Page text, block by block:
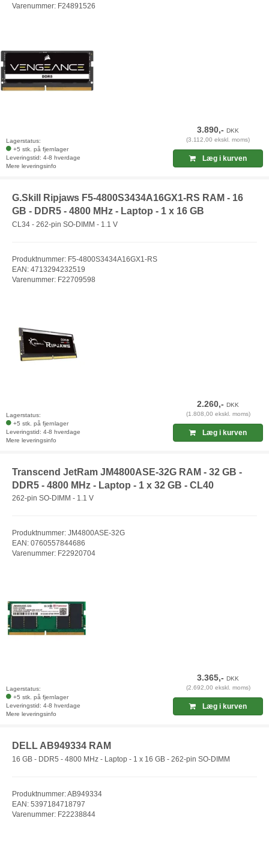
Varenummer: F24891526
Lagerstatus:
+5 stk. på fjernlager
Leveringstid: 4-8 hverdage
Mere leveringsinfo
3.890,-DKK
(3.112,00 ekskl. moms)
Læg i kurven
G.Skill Ripjaws F5-4800S3434A16GX1-RS RAM - 16
GB - DDR5 - 4800 MHz - Laptop - 1 x 16 GB
CL34 - 262-pin SO-DIMM - 1.1 V
Produktnummer: F5-4800S3434A16GX1-RS
EAN: 4713294232519
Varenummer: F22709598
Lagerstatus:
+5 stk. på fjernlager
Leveringstid: 4-8 hverdage
Mere leveringsinfo
2.260,-DKK
(1.808,00 ekskl. moms)
Læg i kurven
Transcend JetRam JM4800ASE-32G RAM - 32 GB -
DDR5 - 4800 MHz - Laptop - 1 x 32 GB - CL40
262-pin SO-DIMM - 1.1 V
Produktnummer: JM4800ASE-32G
EAN: 0760557844686
Varenummer: F22920704
Lagerstatus:
+5 stk. på fjernlager
Leveringstid: 4-8 hverdage
Mere leveringsinfo
3.365,-DKK
(2.692,00 ekskl. moms)
Læg i kurven
DELL AB949334 RAM
16 GB - DDR5 - 4800 MHz - Laptop - 1 x 16 GB - 262-pin SO-DIMM
Produktnummer: AB949334
EAN: 5397184718797
Varenummer: F22238844